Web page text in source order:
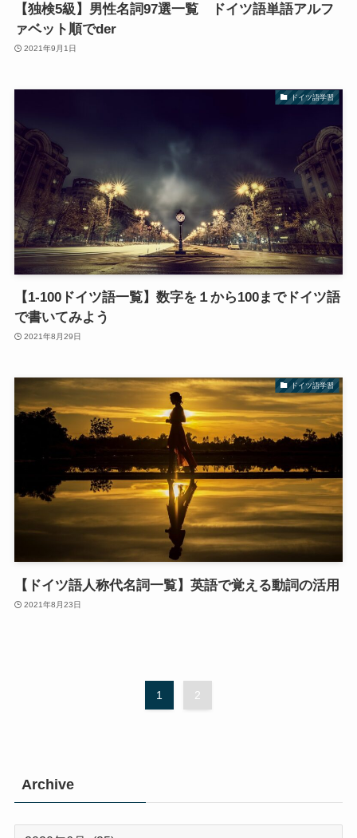
【独検5級】男性名詞97選一覧 ドイツ語単語アルフ
ァベット順でder
2021年9月1日
ドイツ語学習
【1-100ドイツ語一覧】数字を１から100までドイツ語
で書いてみよう
2021年8月29日
ドイツ語学習
【ドイツ語人称代名詞一覧】英語で覚える動詞の活用
2021年8月23日
1 2
Archive
Archive